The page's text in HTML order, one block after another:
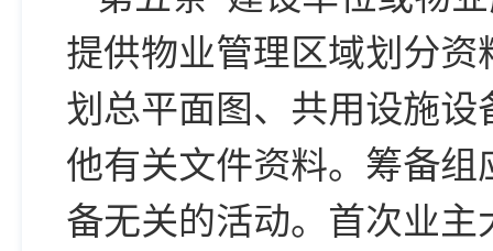
提供物业管理区域划分
划总平面图、共用设施
他有关文件资料。筹备
备无关的活动。首次业